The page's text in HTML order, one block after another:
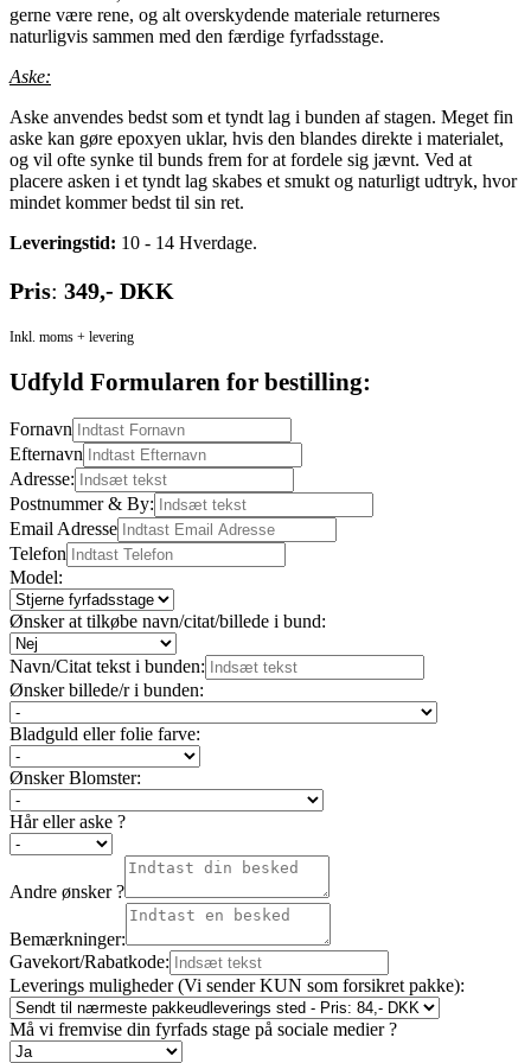
gerne være rene, og alt overskydende materiale returneres
naturligvis sammen med den færdige fyrfadsstage.
Aske:
Aske anvendes bedst som et tyndt lag i bunden af stagen. Meget fin
aske kan gøre epoxyen uklar, hvis den blandes direkte i materialet,
og vil ofte synke til bunds frem for at fordele sig jævnt. Ved at
placere asken i et tyndt lag skabes et smukt og naturligt udtryk, hvor
mindet kommer bedst til sin ret.
Leveringstid: 10 - 14 Hverdage.
Pris: 349,- DKK
Inkl. moms + levering
Udfyld Formularen for bestilling:
Fornavn
Efternavn
Adresse:
Postnummer & By:
Email Adresse
Telefon
Model:
Ønsker at tilkøbe navn/citat/billede i bund:
Navn/Citat tekst i bunden:
Ønsker billede/r i bunden:
Bladguld eller folie farve:
Ønsker Blomster:
Hår eller aske ?
Andre ønsker ?
Bemærkninger:
Gavekort/Rabatkode:
Leverings muligheder (Vi sender KUN som forsikret pakke):
Må vi fremvise din fyrfads stage på sociale medier ?